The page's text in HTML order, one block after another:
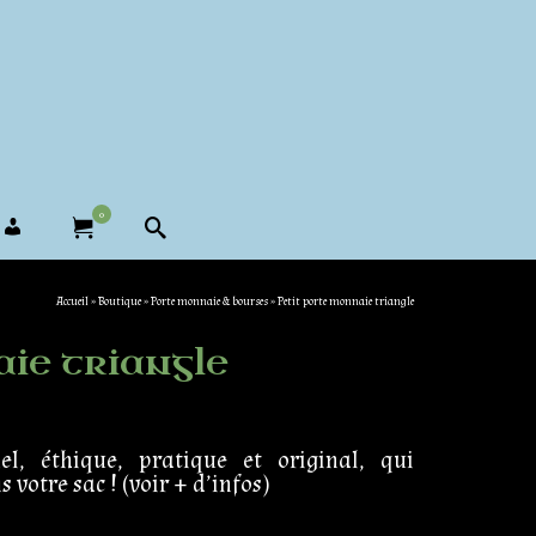
0
Accueil»Boutique»Porte monnaie & bourses»Petit porte monnaie triangle
triangle
éthique, pratique et original, qui
votre sac ! (voir + d’infos)